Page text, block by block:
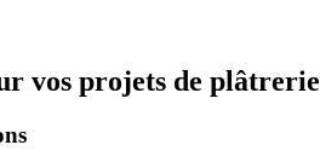
vos projets de